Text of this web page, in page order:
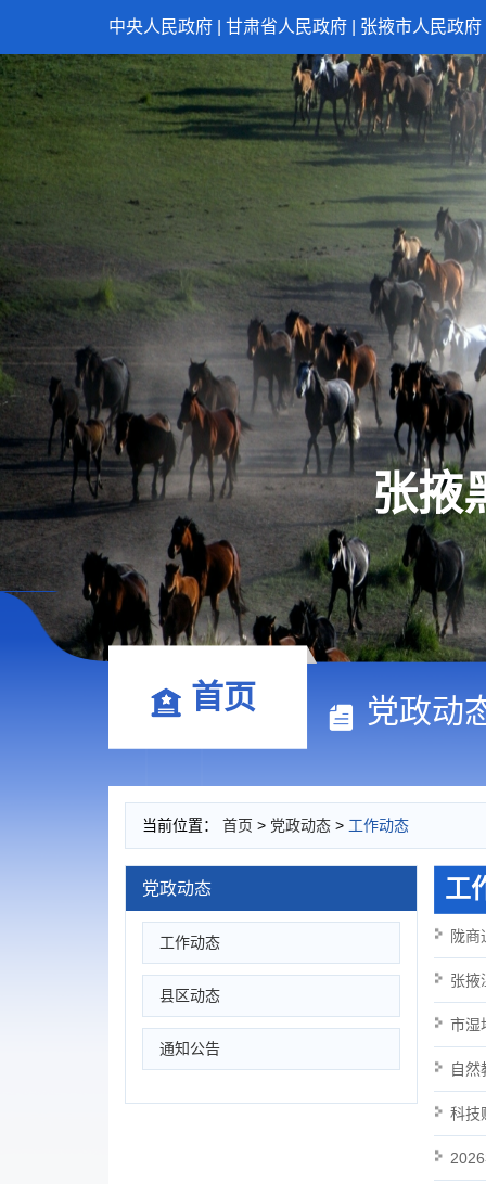
中央人民政府 甘肃省人民政府 张掖市人民政府
张掖
首页 党政动
当前位置： 首页 > 党政动态 > 工作动态
党政动态
工作动态
县区动态
通知公告
工
陇商
张掖
市湿
自然
科技